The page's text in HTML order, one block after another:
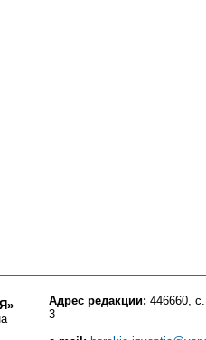
Адрес редакции: 446660,
3